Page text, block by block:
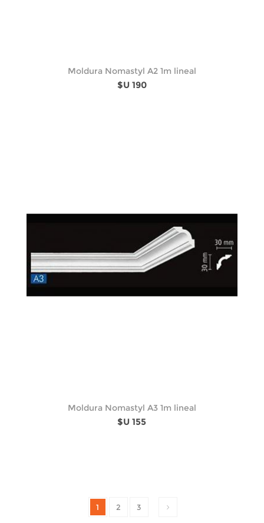
Moldura Nomastyl A2 1m lineal
$U 190
Moldura Nomastyl A3 1m lineal
$U 155
1 2 3